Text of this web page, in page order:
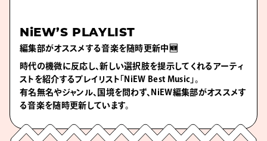
NiEW’S PLAYLIST
編集部がオススメする音楽を随時更新中🆕
時代の機微に反応し、新しい選択肢を提示してくれるアーティ
ストを紹介するプレイリスト「NiEW Best Music」。
有名無名やジャンル、国境を問わず、NiEW編集部がオススメす
る音楽を随時更新しています。